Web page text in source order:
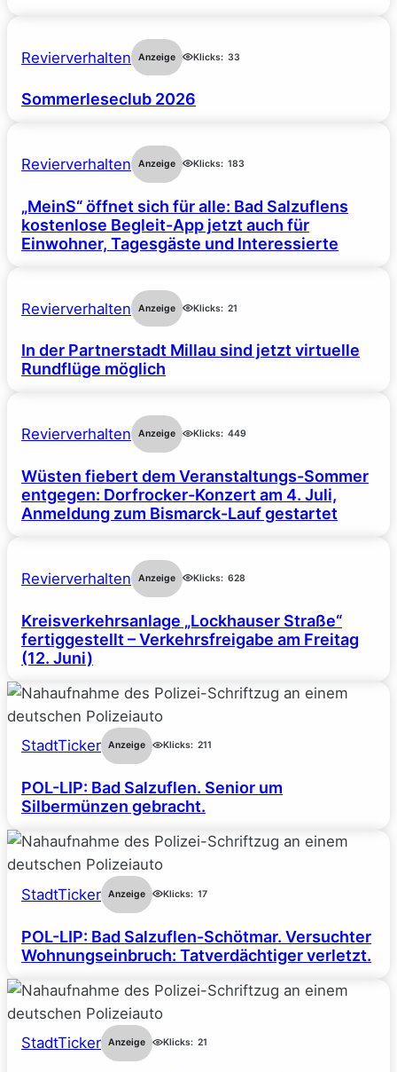
Revierverhalten Anzeige Klicks: 33
Sommerleseclub 2026
Revierverhalten Anzeige Klicks: 183
„MeinS“ öffnet sich für alle: Bad Salzuflens
kostenlose Begleit-App jetzt auch für
Einwohner, Tagesgäste und Interessierte
Revierverhalten Anzeige Klicks: 21
In der Partnerstadt Millau sind jetzt virtuelle
Rundflüge möglich
Revierverhalten Anzeige Klicks: 449
Wüsten fiebert dem Veranstaltungs-Sommer
entgegen: Dorfrocker-Konzert am 4. Juli,
Anmeldung zum Bismarck-Lauf gestartet
Revierverhalten Anzeige Klicks: 628
Kreisverkehrsanlage „Lockhauser Straße“
fertiggestellt – Verkehrsfreigabe am Freitag
(12. Juni)
StadtTicker Anzeige Klicks: 211
POL-LIP: Bad Salzuflen. Senior um
Silbermünzen gebracht.
StadtTicker Anzeige Klicks: 17
POL-LIP: Bad Salzuflen-Schötmar. Versuchter
Wohnungseinbruch: Tatverdächtiger verletzt.
StadtTicker Anzeige Klicks: 21